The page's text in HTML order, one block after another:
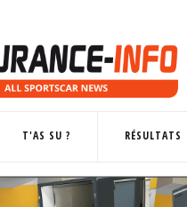
T'AS SU ? RÉSULTATS